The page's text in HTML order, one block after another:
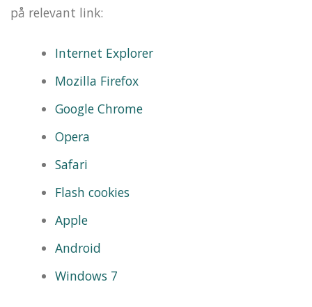
på relevant link:
Internet Explorer
Mozilla Firefox
Google Chrome
Opera
Safari
Flash cookies
Apple
Android
Windows 7